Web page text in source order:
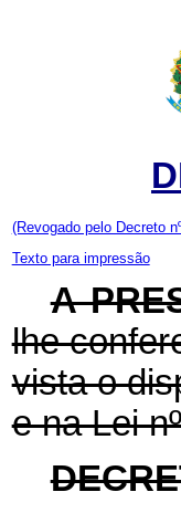
(Revogado pelo Decreto
Texto para impressão
A
lhe
vista o
e na Lei